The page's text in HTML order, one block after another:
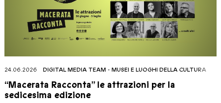
24.06.2026 DIGITAL MEDIA TEAM - MUSEI E LUOGHI DELLA CULTURA
“Macerata Racconta” le attrazioni per la
sedicesima edizione